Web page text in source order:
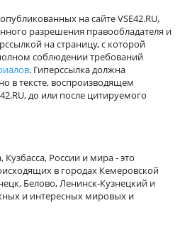
на сайте VSE42.RU,
разрешения правообладателя и
на страницу, с которой
соблюдении требований
. Гиперссылка должна
в тексте, воспроизводящем
до или после цитируемого
Кузбасса, России и мира - это
в городах Кемеровской
Белово, Ленинск-Кузнецкий и
и интересных мировых и